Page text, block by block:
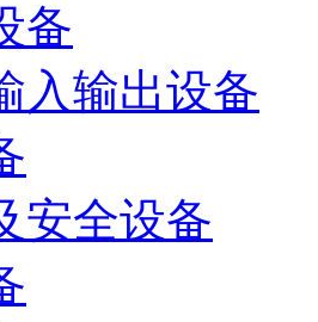
备
入输出设备
安全设备